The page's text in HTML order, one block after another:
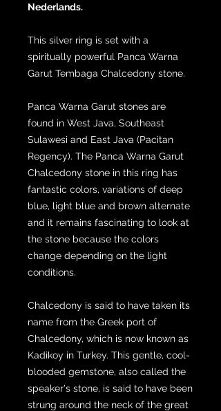
Nederlands.
This silver ring is set with a
spiritually powerful Panca Warna
Garut Tembaga Chalcedony stone.
Panca Warna Garut stones are
found in West Java, Southeast
Sulawesi and East Java (Pacitan
Regency). The Panca Warna Garut
Chalcedony stone in this ring has
fantastic colors, variations of deep
blue, light blue and brown alternate
and it remains fascinating to look at
the stone because the colors
change depending on the light
conditions.
Chalcedony is said to have taken its
name from the Greek port of
Chalcedony, which is now known as
Kadikoy in Turkey. This gentle, cool-
blooded gemstone, also called the
speaker's stone, is said to have been
strung around the neck of the great